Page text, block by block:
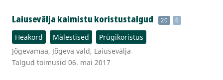
Laiusevälja kalmistu koristustalgud 20 6
Heakord Mälestised
Prügikoristus
Jõgevamaa, Jõgeva vald, Laiusevälja
Talgud toimusid 06. mai 2017